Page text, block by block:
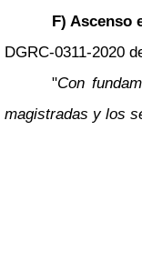
F) Ascenso
DGRC-0311-2020
"Con
magistradas y los